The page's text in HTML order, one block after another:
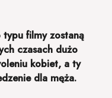
typu filmy zostaną
czasach dużo
kobiet, a ty
dla męża.